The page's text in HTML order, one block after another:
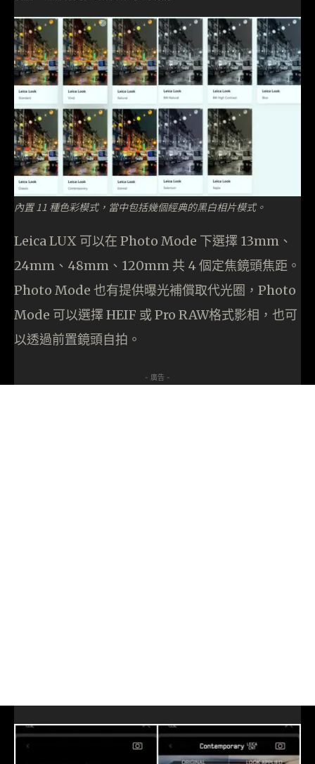
內置 11 種色彩模式，當中包括幾個經典的黑白相片模式。
Leica LUX 可以在 Photo Mode 下選擇 13mm、
24mm、48mm、120mm 共 4 個定焦鏡頭焦距。
Photo Mode 也有提供曝光補償取代光圈，Photo
Mode 可以選擇 HEIF 或 Pro RAW格式影相，也可
以透過前置鏡頭自拍。
- 廣告 -